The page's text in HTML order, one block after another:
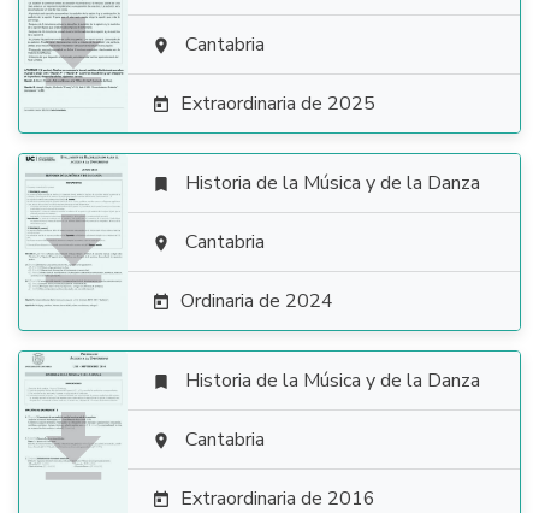
  Cantabria
 Extraordinaria de 2025

 Historia de la Música y de la Danza
 Cantabria
 Ordinaria de 2024

 Historia de la Música y de la Danza
 Cantabria
 Extraordinaria de 2016